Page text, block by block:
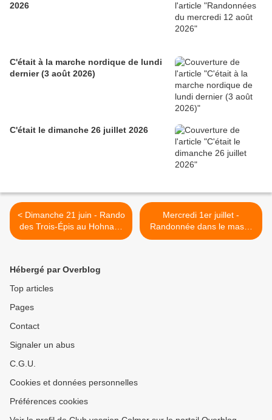
2026
C'était à la marche nordique de lundi
dernier (3 août 2026)
C'était le dimanche 26 juillet 2026
< Dimanche 21 juin - Rando
des Trois-Épis au Hohnack
(2)
Mercredi 1er juillet -
Randonnée dans le massif
du Tanet >
Hébergé par Overblog
Top articles
Pages
Contact
Signaler un abus
C.G.U.
Cookies et données personnelles
Préférences cookies